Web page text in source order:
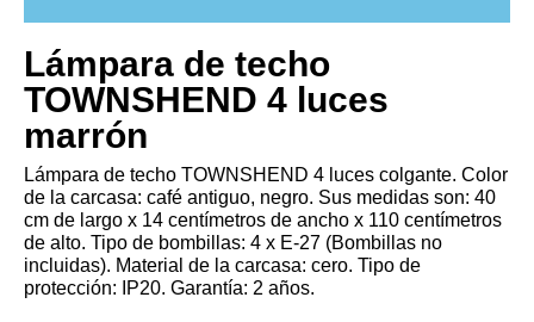
Lámpara de techo
TOWNSHEND 4 luces
marrón
Lámpara de techo TOWNSHEND 4 luces colgante. Color
de la carcasa: café antiguo, negro. Sus medidas son: 40
cm de largo x 14 centímetros de ancho x 110 centímetros
de alto. Tipo de bombillas: 4 x E-27 (Bombillas no
incluidas). Material de la carcasa: cero. Tipo de
protección: IP20. Garantía: 2 años.